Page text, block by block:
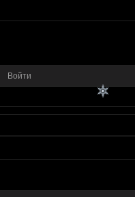
Войти